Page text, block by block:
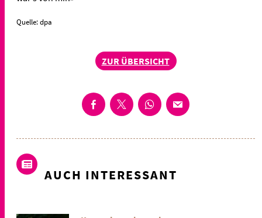
Quelle: dpa
ZUR ÜBERSICHT
AUCH INTERESSANT